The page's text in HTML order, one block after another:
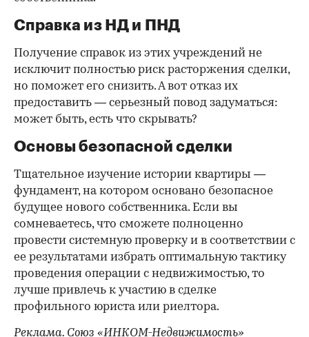
Справка из НД и ПНД
Получение справок из этих учреждений не
исключит полностью риск расторжения сделки,
но поможет его снизить. А вот отказ их
предоставить — серьезный повод задуматься:
может быть, есть что скрывать?
Основы безопасной сделки
Тщательное изучение истории квартиры —
фундамент, на котором основано безопасное
будущее нового собственника. Если вы
сомневаетесь, что сможете полноценно
провести системную проверку и в соответствии с
ее результатами избрать оптимальную тактику
проведения операции с недвижимостью, то
лучше привлечь к участию в сделке
профильного юриста или риелтора.
Реклама. Союз «ИНКОМ-Недвижимость»